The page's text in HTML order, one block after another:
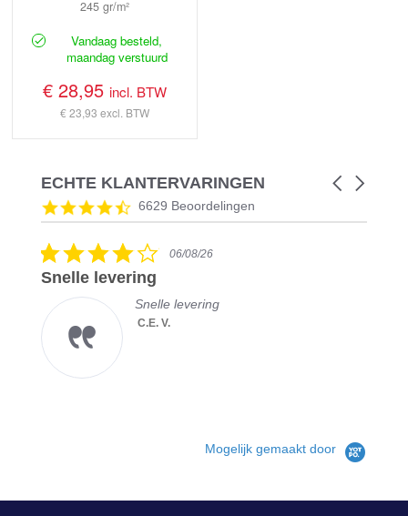
245 gr/m²
Vandaag besteld,
maandag verstuurd
€ 28,95 incl. BTW
€ 23,93 excl. BTW
ECHTE KLANTERVARINGEN
Reviews
carousel
Carousel
4.5
star
6629 Beoordelingen
4.006/08/26
Snelle levering
Snelle levering
C.E. V.
Mogelijk gemaakt door